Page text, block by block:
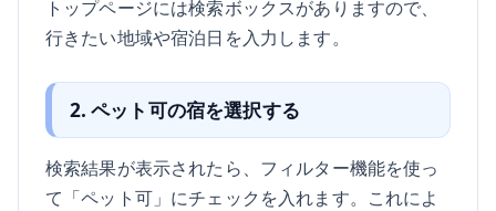
トップページには検索ボックスがありますので、
行きたい地域や宿泊日を入力します。
2. ペット可の宿を選択する
検索結果が表示されたら、フィルター機能を使っ
て「ペット可」にチェックを入れます。これによ